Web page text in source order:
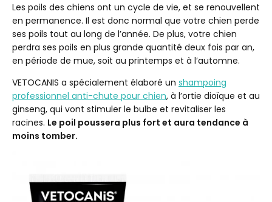
Les poils des chiens ont un cycle de vie, et se renouvellent
en permanence. Il est donc normal que votre chien perde
ses poils tout au long de l’année. De plus, votre chien
perdra ses poils en plus grande quantité deux fois par an,
en période de mue, soit au printemps et à l’automne.
VETOCANIS a spécialement élaboré un shampoing
professionnel anti-chute pour chien, à l’ortie dioïque et au
ginseng, qui vont stimuler le bulbe et revitaliser les
racines. Le poil poussera plus fort et aura tendance à
moins tomber.